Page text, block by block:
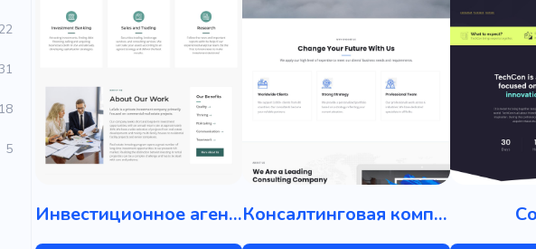
22
18
5
Инвестиционное агентство Консалтинговая компания